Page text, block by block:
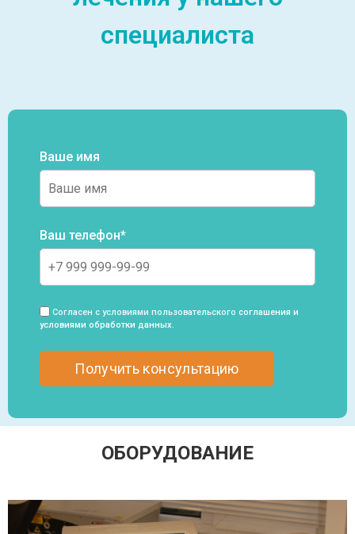
специалиста
Ваше имя
Ваш телефон*
Согласен с условиями пользовательского соглашения и
условиями обработки данных.
ОБОРУДОВАНИЕ